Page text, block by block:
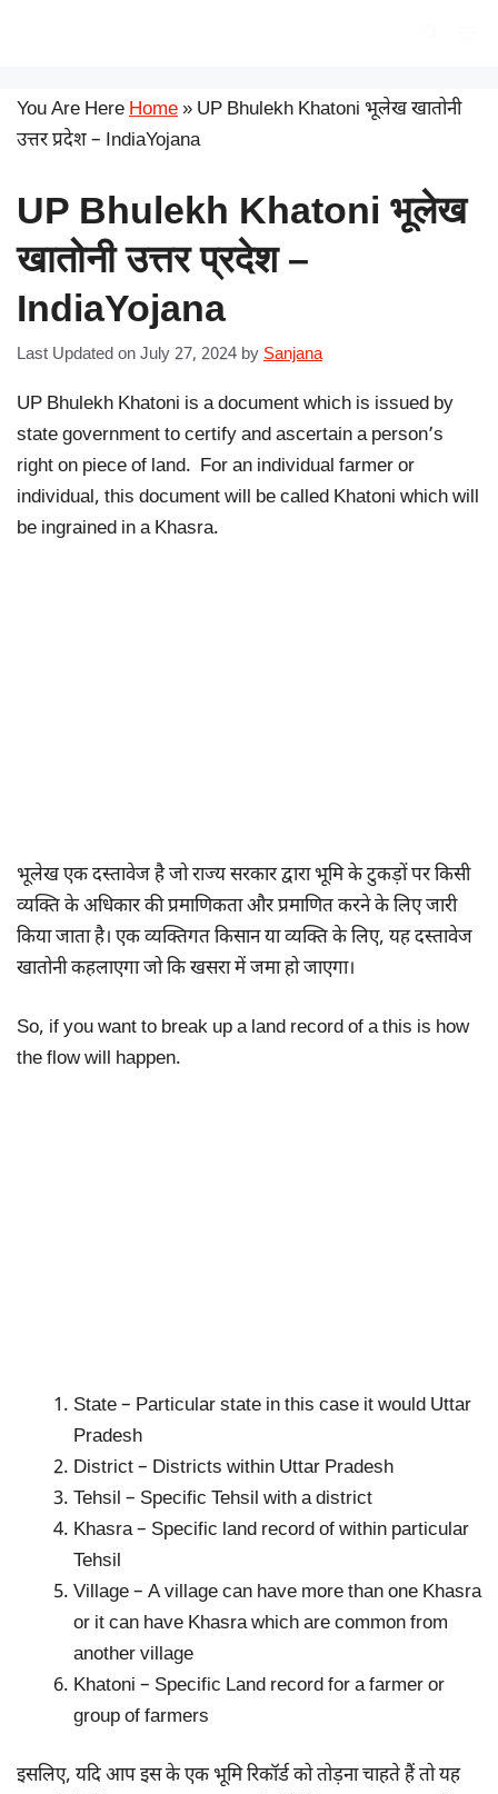
You Are HereHome» UP Bhulekh Khatoni भूलेख खातोनी
उत्तर प्रदेश – IndiaYojana
UP Bhulekh Khatoni भूलेख
खातोनी उत्तर प्रदेश –
IndiaYojana
Last Updated on July 27, 2024 by Sanjana
UP Bhulekh Khatoni is a document which is issued by
state government to certify and ascertain a person’s
right on piece of land. For an individual farmer or
individual, this document will be called Khatoni which will
be ingrained in a Khasra.
भूलेख एक दस्तावेज है जो राज्य सरकार द्वारा भूमि के टुकड़ों पर किसी
व्यक्ति के अधिकार की प्रमाणिकता और प्रमाणित करने के लिए जारी
किया जाता है। एक व्यक्तिगत किसान या व्यक्ति के लिए, यह दस्तावेज
खातोनी कहलाएगा जो कि खसरा में जमा हो जाएगा।
So, if you want to break up a land record of a this is how
the flow will happen.
State – Particular state in this case it would Uttar
Pradesh
District – Districts within Uttar Pradesh
Tehsil – Specific Tehsil with a district
Khasra – Specific land record of within particular
Tehsil
Village – A village can have more than one Khasra
or it can have Khasra which are common from
another village
Khatoni – Specific Land record for a farmer or
group of farmers
इसलिए, यदि आप इस के एक भूमि रिकॉर्ड को तोड़ना चाहते हैं तो यह